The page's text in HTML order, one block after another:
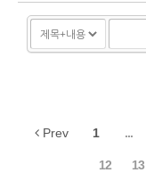
Prev 1 ...
12 13